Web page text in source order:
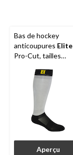
Bas de hockey
anticoupures Elite
Pro-Cut, tailles
Aperçu